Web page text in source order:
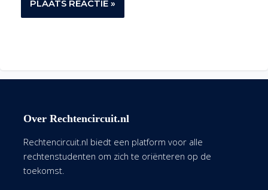
Over Rechtencircuit.nl
Rechtencircuit.nl biedt een platform voor alle
rechtenstudenten om zich te oriënteren op de
toekomst.